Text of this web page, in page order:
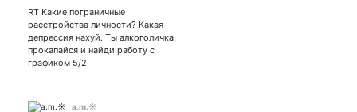
RT Какие пограничные
расстройства личности? Какая
депрессия нахуй. Ты алкоголичка,
прокапайся и найди работу с
графиком 5/2
a.m.☀️